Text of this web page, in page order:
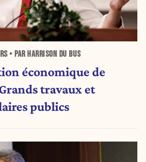
• PAR HARRISON DU BUS
économique de
travaux et
publics